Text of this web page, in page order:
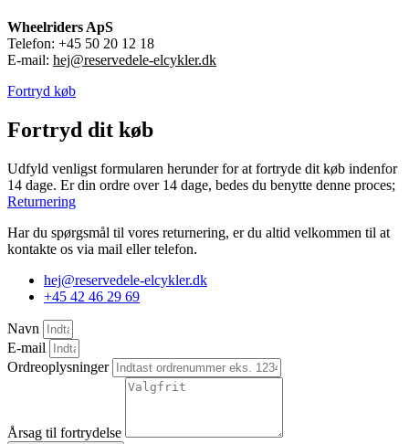
Wheelriders ApS
Telefon: +45 50 20 12 18
E-mail: hej@reservedele-elcykler.dk
Fortryd køb
Fortryd dit køb
Udfyld venligst formularen herunder for at fortryde dit køb indenfor
14 dage. Er din ordre over 14 dage, bedes du benytte denne proces;
Returnering
Har du spørgsmål til vores returnering, er du altid velkommen til at
kontakte os via mail eller telefon.
hej@reservedele-elcykler.dk
+45 42 46 29 69
Navn
E-mail
Ordreoplysninger
Årsag til fortrydelse